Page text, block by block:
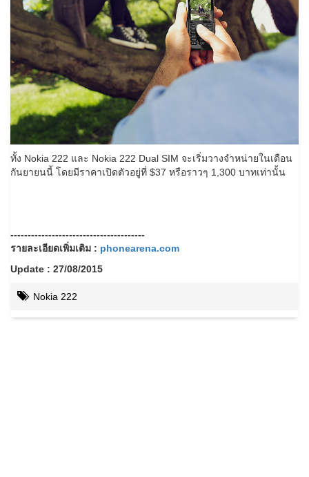
ทั้ง Nokia 222 และ Nokia 222 Dual SIM จะเริ่มวางจำหน่ายในเดือน
กันยายนนี้ โดยมีราคาเปิดตัวอยู่ที่ $37 หรือราวๆ 1,300 บาทเท่านั้น
---------------------------------------
รายละเอียดเพิ่มเติม : phonearena.com
Update : 27/08/2015
Nokia 222